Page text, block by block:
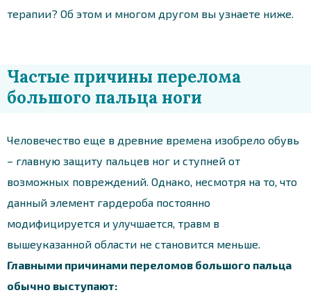
терапии? Об этом и многом другом вы узнаете ниже.
Частые причины перелома
большого пальца ноги
Человечество еще в древние времена изобрело обувь
– главную защиту пальцев ног и ступней от
возможных повреждений. Однако, несмотря на то, что
данный элемент гардероба постоянно
модифицируется и улучшается, травм в
вышеуказанной области не становится меньше.
Главными причинами переломов большого пальца
обычно выступают: